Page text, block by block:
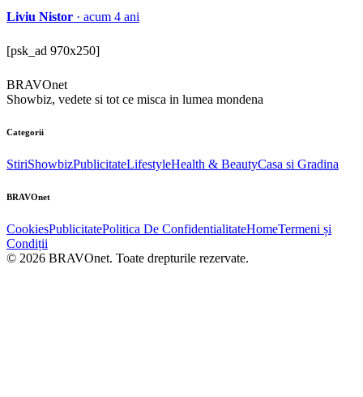
Liviu Nistor · acum 4 ani
[psk_ad 970x250]
BRAVOnet
Showbiz, vedete si tot ce misca in lumea mondena
Categorii
StiriShowbizPublicitateLifestyleHealth & BeautyCasa si Gradina
BRAVOnet
CookiesPublicitatePolitica De ConfidentialitateHomeTermeni și
Condiții
© 2026 BRAVOnet. Toate drepturile rezervate.